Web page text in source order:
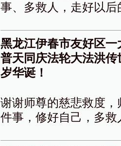
事、多救人，走好以
黑龙江伊春市友好区
普天同庆法轮大法洪
岁华诞！
谢谢师尊的慈悲救度
件事，修好自己，多